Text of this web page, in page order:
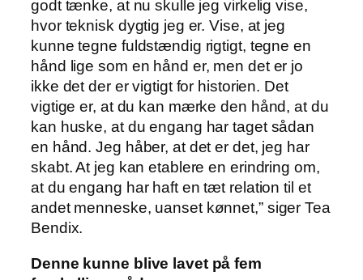
godt tænke, at nu skulle jeg virkelig vise,
hvor teknisk dygtig jeg er. Vise, at jeg
kunne tegne fuldstændig rigtigt, tegne en
hånd lige som en hånd er, men det er jo
ikke det der er vigtigt for historien. Det
vigtige er, at du kan mærke den hånd, at du
kan huske, at du engang har taget sådan
en hånd. Jeg håber, at det er det, jeg har
skabt. At jeg kan etablere en erindring om,
at du engang har haft en tæt relation til et
andet menneske, uanset kønnet,” siger Tea
Bendix.
Denne kunne blive lavet på fem